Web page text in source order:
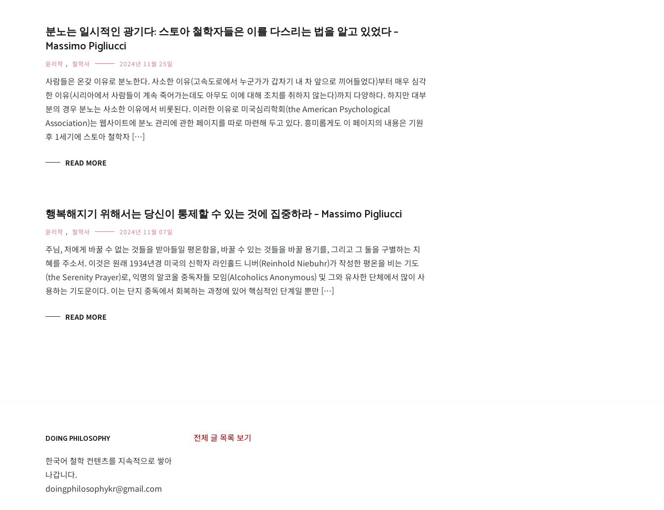
분노는 일시적인 광기다: 스토아 철학자들은 이를 다스리는 법을 알고 있었다 –
Massimo Pigliucci
윤리학 , 철학사 2024년 11월 25일
사람들은 온갖 이유로 분노한다. 사소한 이유(고속도로에서 누군가가 갑자기 내 차 앞으로 끼어들었다)부터 매우 심각
한 이유(시리아에서 사람들이 계속 죽어가는데도 아무도 이에 대해 조치를 취하지 않는다)까지 다양하다. 하지만 대부
분의 경우 분노는 사소한 이유에서 비롯된다. 이러한 이유로 미국심리학회(the American Psychological
Association)는 웹사이트에 분노 관리에 관한 페이지를 따로 마련해 두고 있다. 흥미롭게도 이 페이지의 내용은 기원
후 1세기에 스토아 철학자 […]
READ MORE
행복해지기 위해서는 당신이 통제할 수 있는 것에 집중하라 – Massimo Pigliucci
윤리학 , 철학사 2024년 11월 07일
주님, 저에게 바꿀 수 없는 것들을 받아들일 평온함을, 바꿀 수 있는 것들을 바꿀 용기를, 그리고 그 둘을 구별하는 지
혜를 주소서. 이것은 원래 1934년경 미국의 신학자 라인홀드 니버(Reinhold Niebuhr)가 작성한 평온을 비는 기도
(the Serenity Prayer)로, 익명의 알코올 중독자들 모임(Alcoholics Anonymous) 및 그와 유사한 단체에서 많이 사
용하는 기도문이다. 이는 단지 중독에서 회복하는 과정에 있어 핵심적인 단계일 뿐만 […]
READ MORE
DOING PHILOSOPHY
한국어 철학 컨텐츠를 지속적으로 쌓아
나갑니다.
doingphilosophykr@gmail.com
전체 글 목록 보기